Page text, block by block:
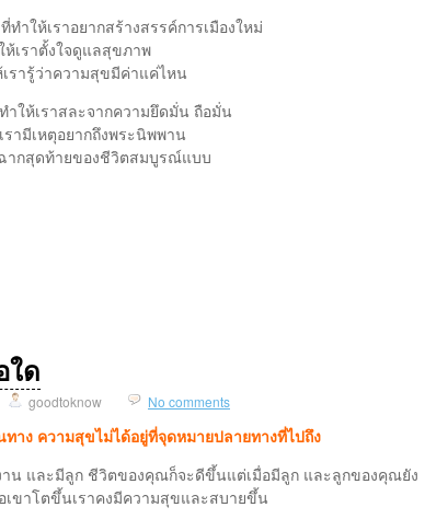
ให้เราอยากสร้างสรรค์การเมืองใหม่
ราตั้งใจดูแลสุขภาพ
ารู้ว่าความสุขมีค่าแค่ไหน
ห้เราสละจากความยึดมั่น ถือมั่น
ามีเหตุอยากถึงพระนิพพาน
กสุดท้ายของชีวิตสมบูรณ์แบบ
ใด
goodtoknow No comments
าง ความสุขไม่ได้อยู่ที่จุดหมายปลายทางที่ไปถึง
าน และมีลูก ชีวิตของคุณก็จะดีขึ้นแต่เมื่อมีลูก และลูกของคุณยัง
เขาโตขึ้นเราคงมีความสุขและสบายขึ้น